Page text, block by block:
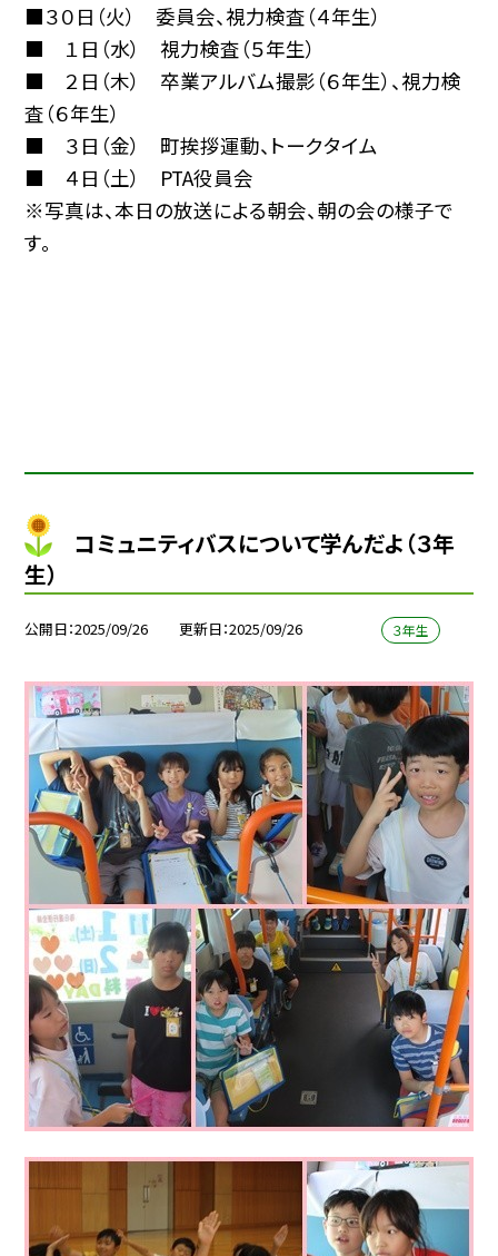
■３０日（火） 委員会、視力検査（４年生）
■ １日（水） 視力検査（５年生）
■ ２日（木） 卒業アルバム撮影（６年生）、視力検
査（６年生）
■ ３日（金） 町挨拶運動、トークタイム
■ ４日（土） PTA役員会
※写真は、本日の放送による朝会、朝の会の様子で
す。
コミュニティバスについて学んだよ（３年
生）
公開日 2025/09/26 更新日 2025/09/26 ３年生